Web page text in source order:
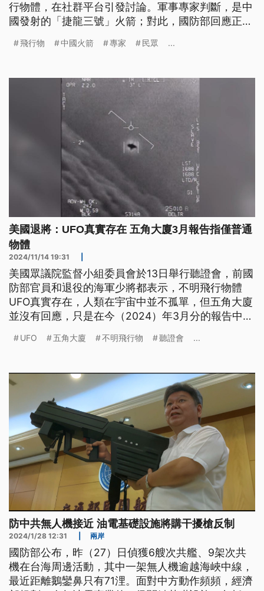
行物體，在社群平台引發討論。軍事專家判斷，是中
國發射的「捷龍三號」火箭；對此，國防部回應正在
在台海周邊偵獲共機2架次、共艦8艘及公務船4艘，
飛行物 中國火箭 專家 民眾 ...
美國退將：UFO真實存在 五角大廈3月報告指僅普通
物體
2024/11/14 19:31
美國眾議院監督小組委員會於13日舉行聽證會，前國
防部官員和退役的海軍少將都表示，不明飛行物體
UFO真實存在，人類在宇宙中並不孤單，但五角大廈
並沒有回應，只是在今（2024）年3月分的報告中表
UFO 五角大廈 不明飛行物 聽證會 ...
防中共無人機接近 油電基礎設施將購干擾槍反制
2024/1/28 12:31 兩岸
國防部公布，昨（27）日偵獲6艘次共艦、9架次共
機在台海周邊活動，其中一架無人機逾越海峽中線，
最近距離鵝鑾鼻只有71浬。面對中方動作頻頻，經濟